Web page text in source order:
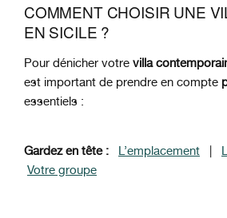
COMMENT CHOISIR UNE
EN SICILE ?
Pour dénicher votre villa
est important de prendre en compte
essentiels :
Gardez en tête : L’emplacement
Votre groupe